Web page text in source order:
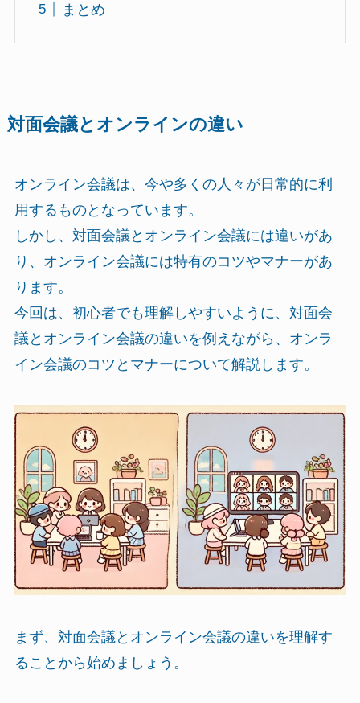
まとめ
対面会議とオンラインの違い
オンライン会議は、今や多くの人々が日常的に利
用するものとなっています。
しかし、対面会議とオンライン会議には違いがあ
り、オンライン会議には特有のコツやマナーがあ
ります。
今回は、初心者でも理解しやすいように、対面会
議とオンライン会議の違いを例えながら、オンラ
イン会議のコツとマナーについて解説します。
まず、対面会議とオンライン会議の違いを理解す
ることから始めましょう。